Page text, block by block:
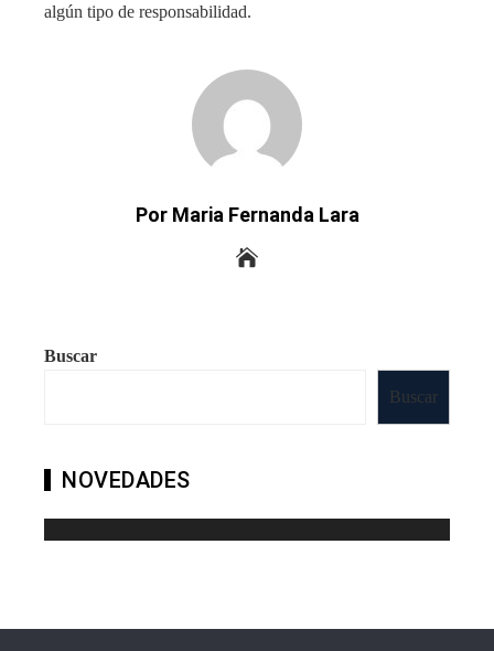
algún tipo de responsabilidad.
Por Maria Fernanda Lara
Buscar
Buscar
NOVEDADES